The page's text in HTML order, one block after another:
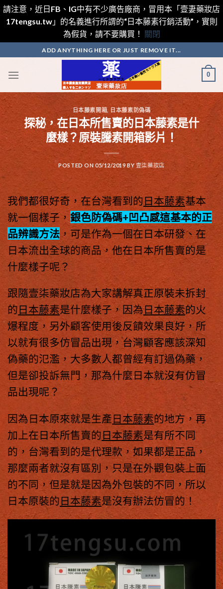
請注意，近日FB、IG中有不少廣告廠商，冒用本「壹妻藥妝店
17tengsu.tw」的名義進行所謂的“日本藤素行銷活動”，實則
為假貨，請不要購買！ 關閉
to
content
ADD ANYTHING HERE OR JUST REMOVE IT...
0
日本藤素開箱 日本藤素防偽碼
探秘，在日本所售賣的日本藤素是什
麼樣？原裝騰素開箱影片！
POSTED ON 05/12/2019BY 壹柒藥妝店
我們都很好奇，在台灣看到的日本藤素基本
就一個樣子， 銀色防偽碼+凹凸感這基本的正
品辨識方法 ，可是作為一個在日本研發、在
日本流出全球的商品，他在日本所售賣的是
什麼樣子呢？
跟隨壹柒藥妝店為大家講解真正原裝未拆封
的日本藤素是什麼樣子，因為日本藤素的火
爆程度，另外顧客使用後反饋效果良好，所
以就有很多仿冒品出現，台灣顧客應該深知
偽藥的氾濫，大多數人都曾經有訂過偽藥，
但是卻投訴無門，那為什麼日本就沒有仿冒
品出現呢？
因為日本原來就是生產日本藤素的地方，再
加上在日本所售賣的日本藤素是有所不同
的，台灣看到的是代理款，如果都是正品，
那麼兩者就沒有區別，只是在外觀包裝上面
的不同，但是就是因為外包裝的不同，所以
日本原裝的日本藤素是沒有辦法仿冒的！